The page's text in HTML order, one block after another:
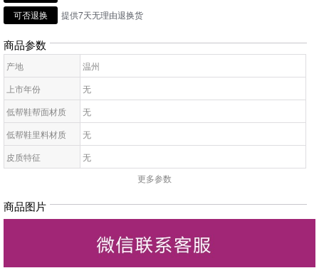
可否退换
提供7天无理由退换货
商品参数
产地
温州
上市年份
无
低帮鞋帮面材质
无
低帮鞋里料材质
无
皮质特征
无
低帮鞋开口深度
无
低帮鞋跟款式
无
更多参数
商品图片